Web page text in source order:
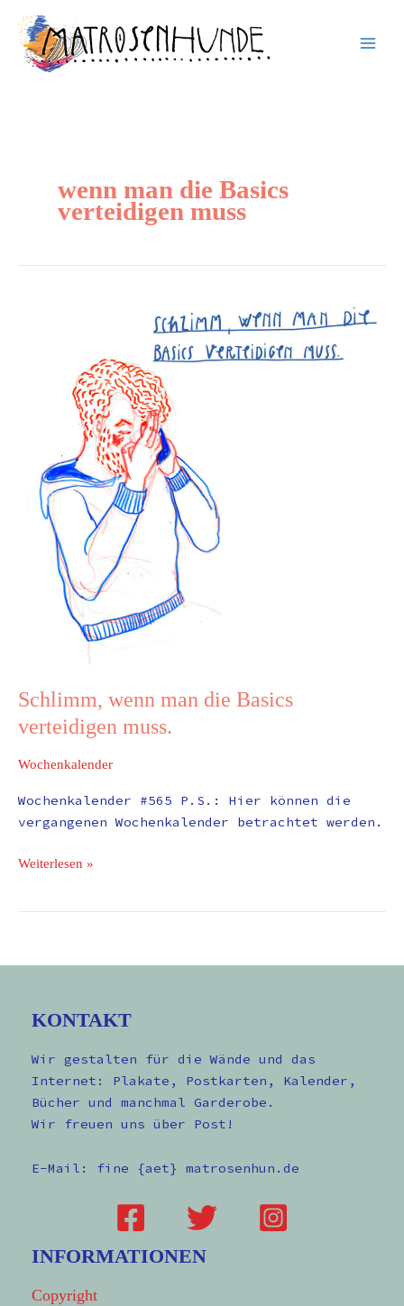
springen
Inhalt
springen
wenn man die Basics
verteidigen muss
Schlimm, wenn man die Basics
verteidigen muss.
Wochenkalender
Wochenkalender #565 P.S.: Hier können die
vergangenen Wochenkalender betrachtet werden.
verteidigen
Weiterlesen »
KONTAKT
Wir gestalten für die Wände und das
Internet: Plakate, Postkarten, Kalender,
Bücher und manchmal Garderobe.
Wir freuen uns über Post!
E-Mail: fine {aet} matrosenhun.de
INFORMATIONEN
Copyright